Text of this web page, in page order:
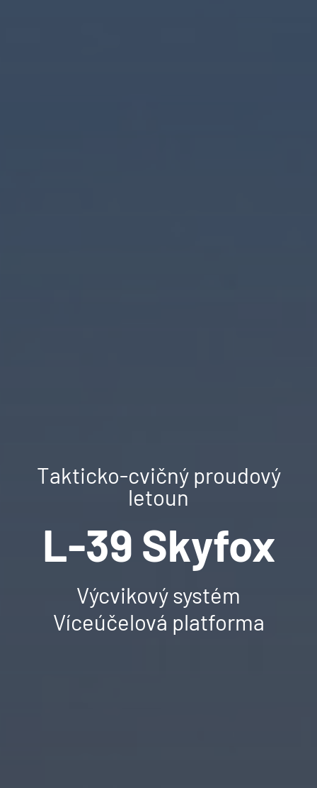
Takticko-cvičný proudový
letoun
L-39 Skyfox
Výcvikový systém
Víceúčelová platforma